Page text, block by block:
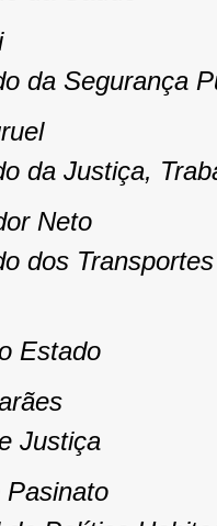
da Segurança
da Justiça,
Neto
dos Transportes
Estado
Justiça
Pasinato